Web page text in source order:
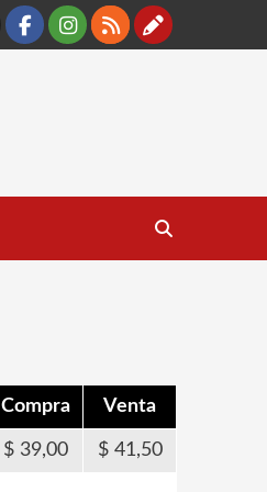
Facebook
Instagram
RSS
Compra Venta
39,00 41,50